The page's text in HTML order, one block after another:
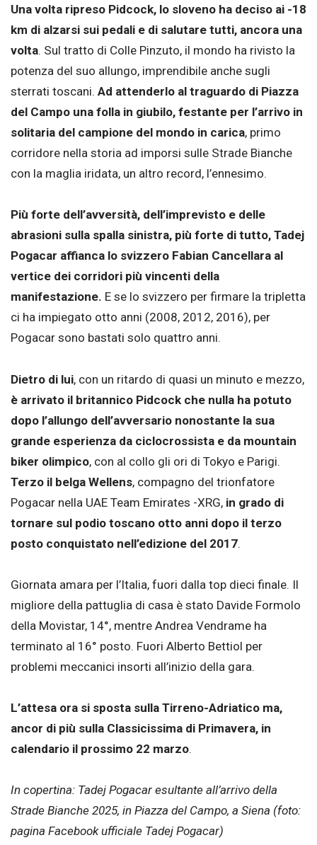
Una volta ripreso Pidcock, lo sloveno ha deciso ai -18
km di alzarsi sui pedali e di salutare tutti, ancora una
volta. Sul tratto di Colle Pinzuto, il mondo ha rivisto la
potenza del suo allungo, imprendibile anche sugli
sterrati toscani. Ad attenderlo al traguardo di Piazza
del Campo una folla in giubilo, festante per l’arrivo in
solitaria del campione del mondo in carica, primo
corridore nella storia ad imporsi sulle Strade Bianche
con la maglia iridata, un altro record, l’ennesimo.
Più forte dell’avversità, dell’imprevisto e delle
abrasioni sulla spalla sinistra, più forte di tutto, Tadej
Pogacar affianca lo svizzero Fabian Cancellara al
vertice dei corridori più vincenti della
manifestazione. E se lo svizzero per firmare la tripletta
ci ha impiegato otto anni (2008, 2012, 2016), per
Pogacar sono bastati solo quattro anni.
Dietro di lui, con un ritardo di quasi un minuto e mezzo,
è arrivato il britannico Pidcock che nulla ha potuto
dopo l’allungo dell’avversario nonostante la sua
grande esperienza da ciclocrossista e da mountain
biker olimpico, con al collo gli ori di Tokyo e Parigi.
Terzo il belga Wellens, compagno del trionfatore
Pogacar nella UAE Team Emirates -XRG, in grado di
tornare sul podio toscano otto anni dopo il terzo
posto conquistato nell’edizione del 2017.
Giornata amara per l’Italia, fuori dalla top dieci finale. Il
migliore della pattuglia di casa è stato Davide Formolo
della Movistar, 14°, mentre Andrea Vendrame ha
terminato al 16° posto. Fuori Alberto Bettiol per
problemi meccanici insorti all’inizio della gara.
L’attesa ora si sposta sulla Tirreno-Adriatico ma,
ancor di più sulla Classicissima di Primavera, in
calendario il prossimo 22 marzo.
In copertina: Tadej Pogacar esultante all’arrivo della
Strade Bianche 2025, in Piazza del Campo, a Siena (foto:
pagina Facebook ufficiale Tadej Pogacar)